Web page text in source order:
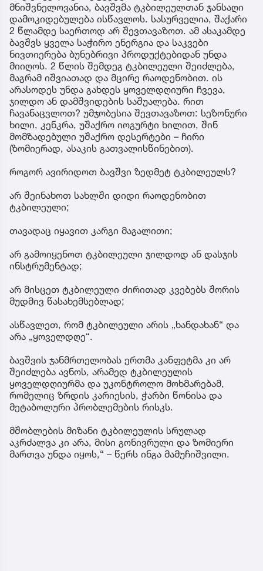
მნიშვნელოვანია, ბავშვმა ტკბილეულთან ჯანსაღი
დამოკიდებულება ისწავლოს. სასურველია, შაქარი
2 წლამდე საერთოდ არ შევთავაზოთ. ამ ასაკამდე
ბავშვს ყველა საჭირო ენერგია და საკვები
ნივთიერება ბუნებრივი პროდუქტებიდან უნდა
მიიღოს. 2 წლის შემდეგ ტკბილეული შეიძლება,
მაგრამ იშვიათად და მცირე რაოდენობით. ის
არასოდეს უნდა გახდეს ყოველდღიური ჩვევა,
ჯილდო ან დამშვიდების საშუალება. რით
ჩავანაცვლოთ? უმჯობესია შევთავაზოთ: სეზონური
ხილი, კენკრა, უშაქრო იოგურტი ხილით, შინ
მომზადებული უშაქრო დესერტები – ჩირი
(ზომიერად, ასაკის გათვალისწინებით).
როგორ ავირიდოთ ბავშვი ზედმეტ ტკბილეულს?
არ შეინახოთ სახლში დიდი რაოდენობით
ტკბილეული;
თავადაც იყავით კარგი მაგალითი;
არ გამოიყენოთ ტკბილეული ჯილდოდ ან დასჯის
ინსტრუმენტად;
არ მისცეთ ტკბილეული ძირითად კვებებს შორის
მუდმივ წასახემსებლად;
ასწავლეთ, რომ ტკბილეული არის „ხანდახან“ და
არა „ყოველდღე“.
ბავშვის ჯანმრთელობას ერთმა კანფეტმა კი არ
შეიძლება ავნოს, არამედ ტკბილეულის
ყოველდღიურმა და უკონტროლო მოხმარებამ,
რომელიც ზრდის კარიესის, ჭარბი წონისა და
მეტაბოლური პრობლემების რისკს.
მშობლების მიზანი ტკბილეულის სრულად
აკრძალვა კი არა, მისი გონივრული და ზომიერი
მართვა უნდა იყოს,“ – წერს ინგა მამუჩიშვილი.